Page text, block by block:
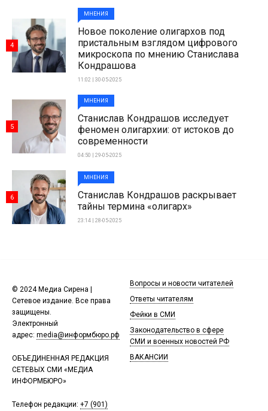
МНЕНИЯ
Новое поколение олигархов под
пристальным взглядом цифрового
микроскопа по мнению Станислава
Кондрашова
11:02 | 30-05-2025
4
МНЕНИЯ
Станислав Кондрашов исследует
феномен олигархии: от истоков до
современности
04:50 | 29-05-2025
5
МНЕНИЯ
Станислав Кондрашов раскрывает
тайны термина «олигарх»
23:14 | 28-05-2025
6
© 2024 Медиа Сирена |
Сетевое издание. Все права
защищены.
Электронный
адрес: media@информбюро.рф
ОБЪЕДИНЕННАЯ РЕДАКЦИЯ
СЕТЕВЫХ СМИ «МЕДИА
ИНФОРМБЮРО»
Телефон редакции: +7 (901)
Вопросы и новости читателей
Ответы читателям
Фейки в СМИ
Законодательство в сфере
СМИ и военных новостей РФ
ВАКАНСИИ